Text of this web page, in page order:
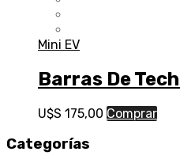
Mini EV
Barras De
U$S 175,00 Comprar
Categorías